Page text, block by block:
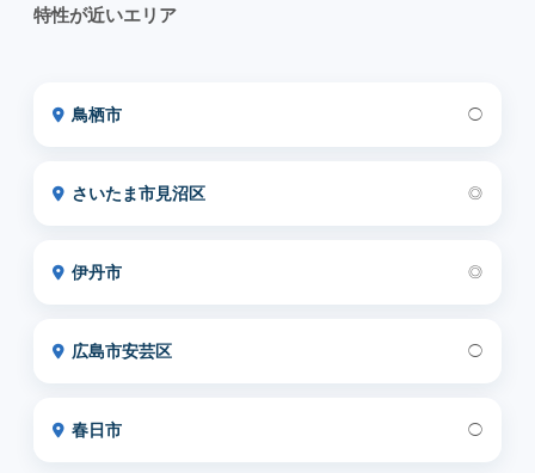
特性が近いエリア
鳥栖市 ◯
さいたま市見沼区 ◎
伊丹市 ◎
広島市安芸区 ◯
春日市 ◯